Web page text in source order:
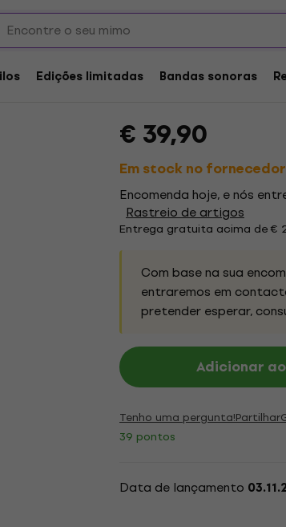
Edições limitadas Bandas sonoras
Various Artists - No
Thrash Metal
€ 39,90
Em stock no fornecedor
Encomenda hoje, e nós
Rastreio de artigos
Entrega gratuita acima de €
Com base na sua
entraremos em
pretender esperar,
Adicionar
Tenho uma pergunta!Partilhar
39 pontos
Data de lançamento